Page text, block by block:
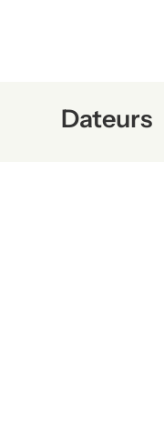
Dateurs